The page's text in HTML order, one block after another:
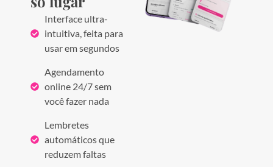
Interface ultra-
intuitiva, feita para
usar em segundos
Agendamento
online 24/7 sem
você fazer nada
Lembretes
automáticos que
reduzem faltas